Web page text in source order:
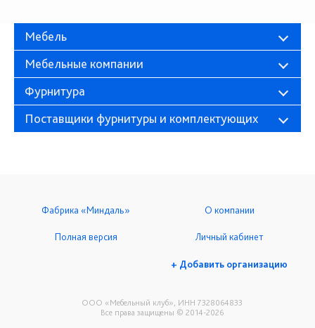
Мебель
Мебельные компании
Фурнитура
Поставщики фурнитуры и комплектующих
ООО «Мебельный клуб», ИНН 7328064833
Все права защищены © 2014-2026
Фабрика «Миндаль» О компании
Полная версия Личный кабинет
+ Добавить организацию